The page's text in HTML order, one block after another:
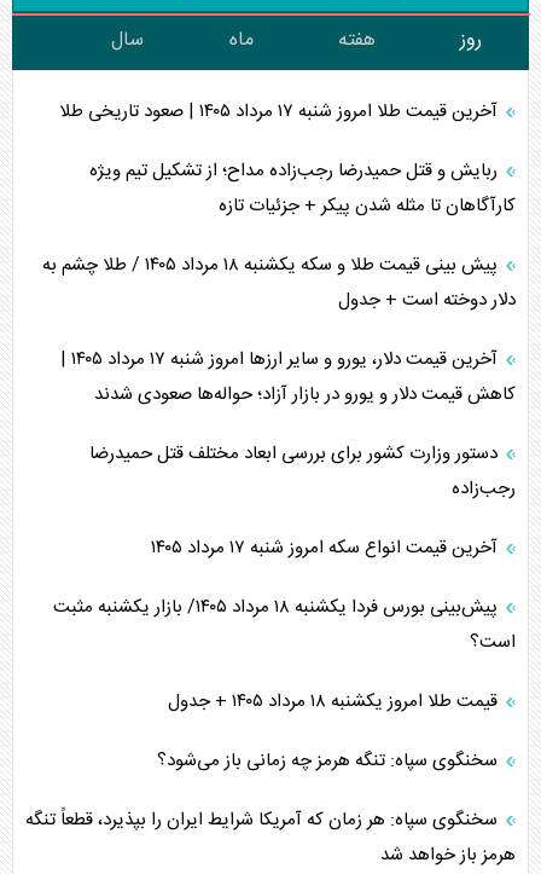
روز هفته ماه سال
آخرین قیمت طلا امروز شنبه ۱۷ مرداد ۱۴۰۵ | صعود تاریخی طلا
ربایش و قتل حمیدرضا رجب‌زاده مداح؛ از تشکیل تیم ویژه
کارآگاهان تا مثله شدن پیکر + جزئیات تازه
پیش بینی قیمت طلا و سکه یکشنبه ۱۸ مرداد ۱۴۰۵ / طلا چشم به
دلار دوخته است + جدول
آخرین قیمت دلار، یورو و سایر ارز‌ها امروز شنبه ۱۷ مرداد ۱۴۰۵ |
کاهش قیمت دلار و یورو در بازار آزاد؛ حواله‌ها صعودی شدند
دستور وزارت کشور برای بررسی ابعاد مختلف قتل حمیدرضا
رجب‌زاده
آخرین قیمت انواع سکه امروز شنبه ۱۷ مرداد ۱۴۰۵
پیش‌بینی بورس فردا یکشنبه ۱۸ مرداد ۱۴۰۵/ بازار یکشنبه مثبت
است؟
قیمت طلا امروز یکشنبه ۱۸ مرداد ۱۴۰۵ + جدول
سخنگوی سپاه: تنگه هرمز چه زمانی باز می‌شود؟
سخنگوی سپاه: هر زمان که آمریکا شرایط ایران را بپذیرد، قطعاً تنگه
هرمز باز خواهد شد